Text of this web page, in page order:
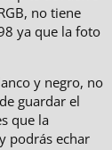
no tiene
ya que la foto
y negro, no
guardar el
que la
podrás echar